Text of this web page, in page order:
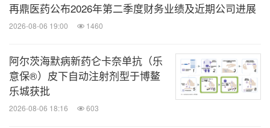
预期可能受到以下因素的影响（包括但不限于）：新
药产品开发相关的不确定性；意外的临床试验结果，
包括对现有临床数据进行的额外分析或意外的新临床
数据所导致的结果；意外的监管行动或延误，包括要
求提供额外的安全性和/或有效性数据或数据分析，
或一般的政府监管；由于第三方合作伙伴采取行动或
再鼎医药公布2026年第二季度财务业绩及近期公司进展
2026-08-06 19:00 1460
阿尔茨海默病新药仑卡奈单抗（乐
意保®）皮下自动注射剂型于博鳌
乐城获批
2026-08-06 18:16 603